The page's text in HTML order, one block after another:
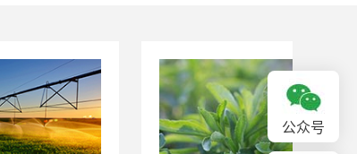
公众号